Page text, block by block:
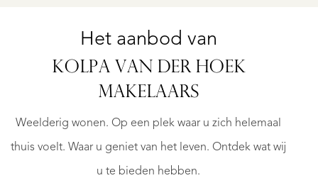
Het aanbod van
KOLPA VAN DER HOEK
MAKELAARS
Weelderig wonen. Op een plek waar u zich helemaal
thuis voelt. Waar u geniet van het leven. Ontdek wat wij
u te bieden hebben.
VAN
DER
HOEVENPLEIN
1.250.000